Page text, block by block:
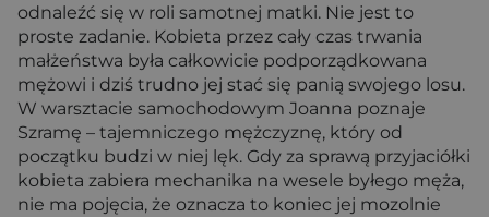
odnaleźć się w roli samotnej matki. Nie jest to
proste zadanie. Kobieta przez cały czas trwania
małżeństwa była całkowicie podporządkowana
mężowi i dziś trudno jej stać się panią swojego losu.
W warsztacie samochodowym Joanna poznaje
Szramę – tajemniczego mężczyznę, który od
początku budzi w niej lęk. Gdy za sprawą przyjaciółki
kobieta zabiera mechanika na wesele byłego męża,
nie ma pojęcia, że oznacza to koniec jej mozolnie